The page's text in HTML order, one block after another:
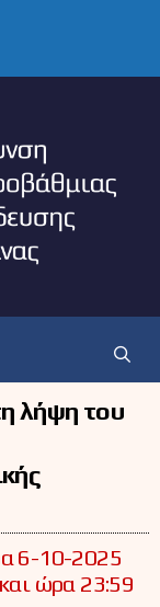
λήψη του
6-10-2025
ώρα 23:59